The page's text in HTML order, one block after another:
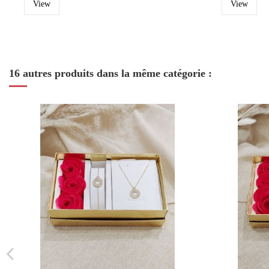
View View
16 autres produits dans la même catégorie :